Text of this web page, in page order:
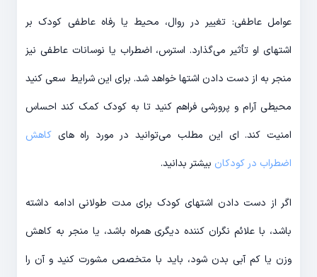
عوامل عاطفی: تغییر در روال، محیط یا رفاه عاطفی کودک بر
اشتهای او تأثیر می‌گذارد. استرس، اضطراب یا نوسانات عاطفی نیز
منجر به از دست دادن اشتها خواهد شد. برای این شرایط سعی کنید
محیطی آرام و پرورشی فراهم کنید تا به کودک کمک کند احساس
امنیت کند. ای این مطلب می‌توانید در مورد راه های کاهش
اضطراب در کودکان بیشتر بدانید.
اگر از دست دادن اشتهای کودک برای مدت طولانی ادامه داشته
باشد، با علائم نگران کننده دیگری همراه باشد، یا منجر به کاهش
وزن یا کم آبی بدن شود، باید با متخصص مشورت کنید و آن را